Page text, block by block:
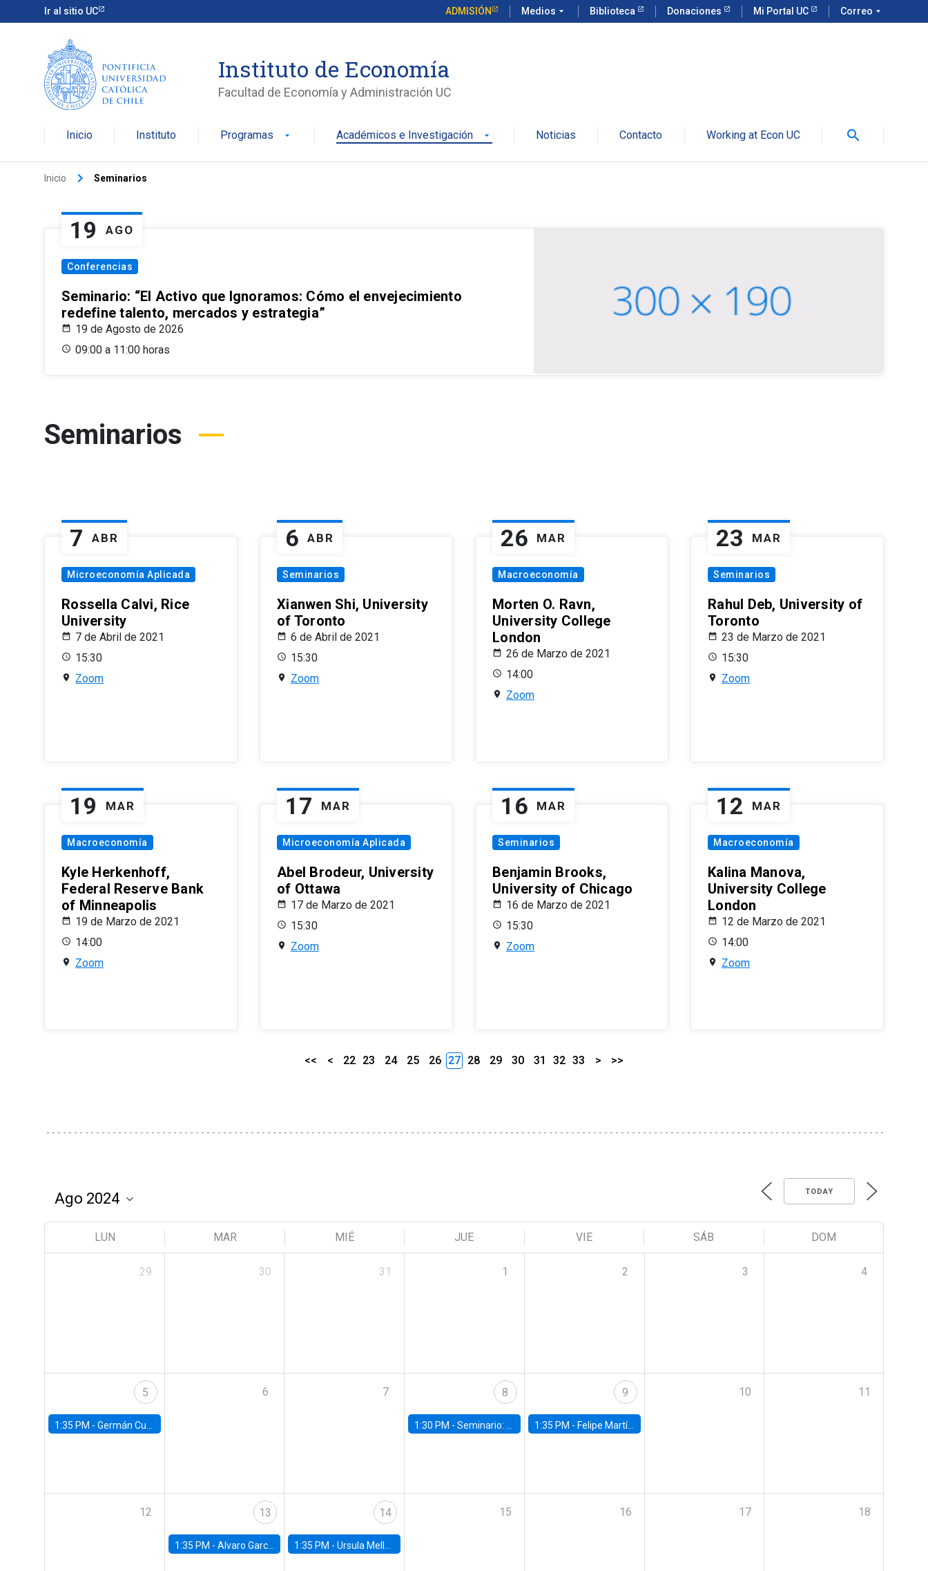
Ir al sitio UC ADMISIÓN Medios arrow_drop_down Biblioteca Donaciones Mi Portal UC Correo arrow_drop_down
Instituto de Economía
Facultad de Economía y Administración UC
Inicio Instituto Programas arrow_drop_down Académicos e Investigación arrow_drop_down Noticias Contacto Working at Econ UC search
Inicio keyboard_arrow_right Seminarios
19 AGO
Conferencias
Seminario: “El Activo que Ignoramos: Cómo el envejecimiento
redefine talento, mercados y estrategia”
19 de Agosto de 2026
09:00 a 11:00 horas
Seminarios
7 ABR
Microeconomía Aplicada
Rossella Calvi, Rice
University
7 de Abril de 2021
15:30
Zoom
6 ABR
Seminarios
Xianwen Shi, University
of Toronto
6 de Abril de 2021
15:30
Zoom
26 MAR
Macroeconomía
Morten O. Ravn,
University College
London
26 de Marzo de 2021
14:00
Zoom
23 MAR
Seminarios
Rahul Deb, University of
Toronto
23 de Marzo de 2021
15:30
Zoom
19 MAR
Macroeconomía
Kyle Herkenhoff,
Federal Reserve Bank
of Minneapolis
19 de Marzo de 2021
14:00
Zoom
17 MAR
Microeconomía Aplicada
Abel Brodeur, University
of Ottawa
17 de Marzo de 2021
15:30
Zoom
16 MAR
Seminarios
Benjamin Brooks,
University of Chicago
16 de Marzo de 2021
15:30
Zoom
12 MAR
Macroeconomía
Kalina Manova,
University College
London
12 de Marzo de 2021
14:00
Zoom
<< < 22 23 24 25 26 27 28 29 30 31 32 33 > >>
TODAY
LUN MAR MIÉ JUE VIE SÁB DOM
29 30 31 1 2 3 4
5
1:35 PM - Germán Cubas, University of Houston
6 7 8
1:30 PM -Seminario: “Recuperando la humanidad para progresar en la era de la IA»
9
1:35 PM - Felipe Martínez, alumno Doctorado en Economía UC
10 11
12 13
1:35 PM - Alvaro Garcia-Marin, Universidad de Los Andes
14
1:35 PM -Ursula Mello, Insper - Institute of Education and Research
15 16 17 18